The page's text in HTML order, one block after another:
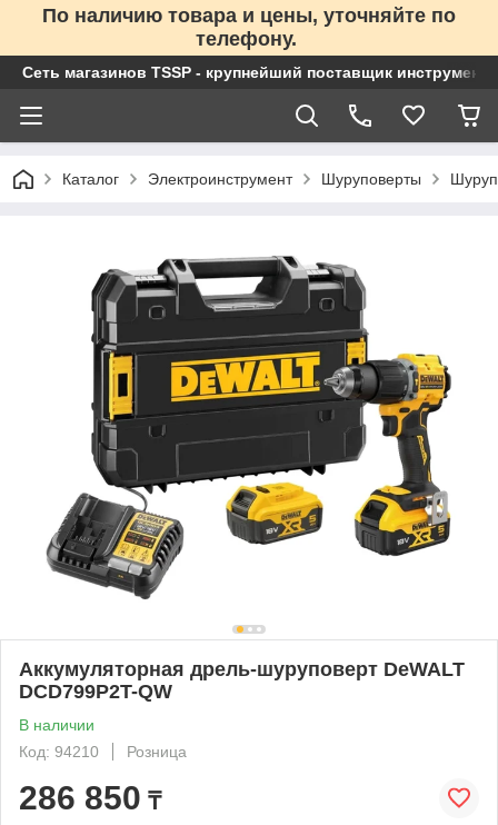
По наличию товара и цены, уточняйте по
телефону.
Сеть магазинов TSSP - крупнейший поставщик
Каталог Электроинструмент Шуруповерты
Аккумуляторная дрель-шуруповерт DeWALT
DCD799P2T-QW
В наличии
Код: 94210
Розница
286 850 ₸